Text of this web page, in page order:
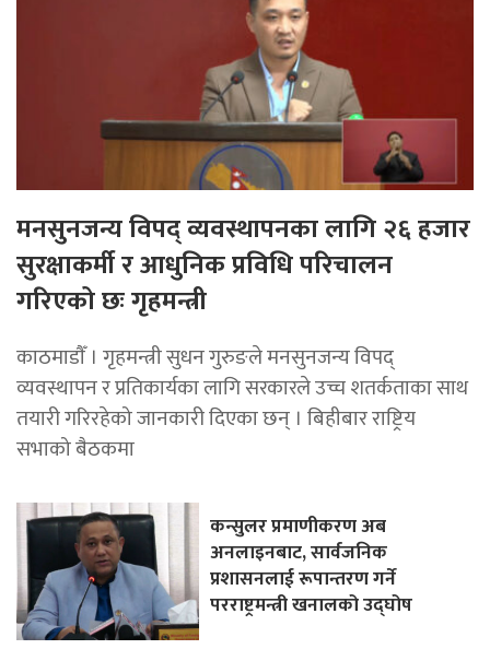
मनसुनजन्य विपद् व्यवस्थापनका लागि २६ हजार
सुरक्षाकर्मी र आधुनिक प्रविधि परिचालन
गरिएको छः गृहमन्त्री
काठमाडाैँ । गृहमन्त्री सुधन गुरुङले मनसुनजन्य विपद्
व्यवस्थापन र प्रतिकार्यका लागि सरकारले उच्च शतर्कताका साथ
तयारी गरिरहेको जानकारी दिएका छन् । बिहीबार राष्ट्रिय
सभाको बैठकमा
कन्सुलर प्रमाणीकरण अब
अनलाइनबाट, सार्वजनिक
प्रशासनलाई रूपान्तरण गर्ने
परराष्ट्रमन्त्री खनालको उद्घोष